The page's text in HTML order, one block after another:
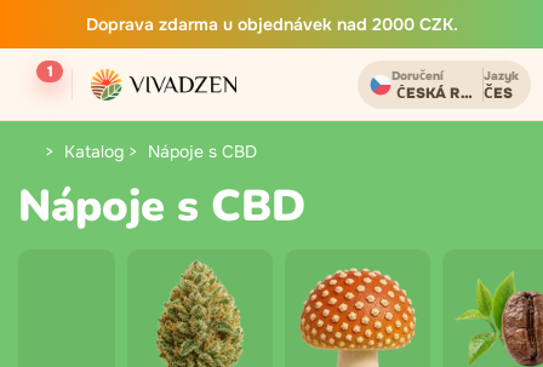
Doprava zdarma u objednávek nad 2000 CZK.
1 Doručení
ČESKÁ REPUBLIKA
Jazyk
ČES
Katalog Nápoje s CBD
Nápoje s CBD